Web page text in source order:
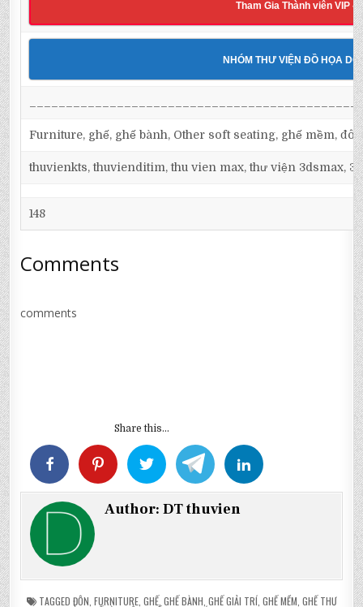
Tham Gia Thành viên VIP -
NHÓM THƯ VIỆN ĐỒ HỌA
Furniture, ghế, ghế bành, Other soft seating, ghế mềm,
thuvienkts, thuvienditim, thu vien max, thư viện 3dsmax,
148
Comments
comments
Share this...
Author:DT thuvien
TAGGED ĐÔN FURNITURE, GHẾ, GHẾ BÀNH GHẾ GIẢI TRÍ, GHẾ MỀM GHẾ THƯ